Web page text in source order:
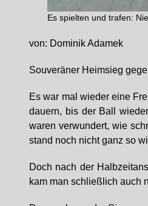
Es spielten und trafen:
von: Dominik Adamek
Souveräner Heimsieg
Es war mal wieder eine
dauern, bis der Ball
waren verwundert, wie
stand noch nicht ganz so
Doch nach der
kam man schließlich auch